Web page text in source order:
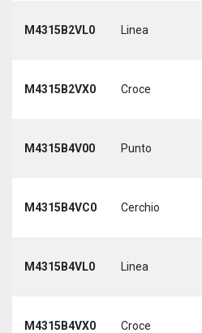
M4315B2VL0 Linea
M4315B2VX0 Croce
M4315B4V00 Punto
M4315B4VC0 Cerchio
M4315B4VL0 Linea
M4315B4VX0 Croce